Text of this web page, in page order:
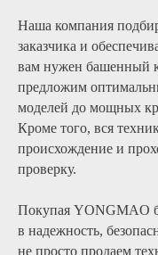
Наша компания
заказчика и
вам нужен башенный
предложим
моделей до мощных
Кроме того, вся
происхождение и
проверку.
Покупая YONGMAO
в надежность,
не просто продаем
117105,
д.32
ИНН/КПП
Юридический
адрес
Муниципальный
Даниловский,
ул 5-я
квартира 6